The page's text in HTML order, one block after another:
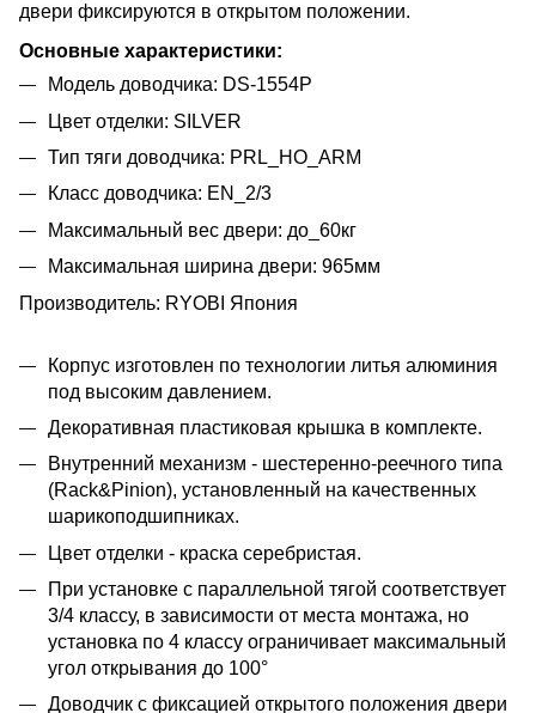
двери фиксируются в открытом положении.
Основные характеристики:
Модель доводчика: DS-1554P
Цвет отделки: SILVER
Тип тяги доводчика: PRL_HO_ARM
Класс доводчика: EN_2/3
Максимальный вес двери: до_60кг
Максимальная ширина двери: 965мм
Производитель: RYOBI Япония
Корпус изготовлен по технологии литья алюминия
под высоким давлением.
Декоративная пластиковая крышка в комплекте.
Внутренний механизм - шестеренно-реечного типа
(Rack&Pinion), установленный на качественных
шарикоподшипниках.
Цвет отделки - краска серебристая.
При установке с параллельной тягой соответствует
3/4 классу, в зависимости от места монтажа, но
установка по 4 классу ограничивает максимальный
угол открывания до 100°
Доводчик с фиксацией открытого положения двери